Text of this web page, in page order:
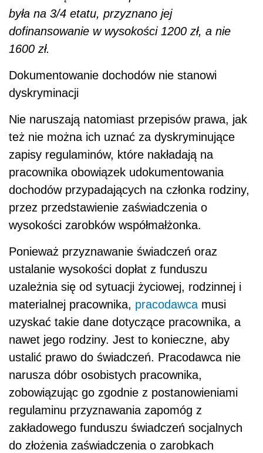
była na 3/4 etatu, przyznano jej
dofinansowanie w wysokości 1200 zł, a nie
1600 zł.
Dokumentowanie dochodów nie stanowi
dyskryminacji
Nie naruszają natomiast przepisów prawa, jak
też nie można ich uznać za dyskryminujące
zapisy regulaminów, które nakładają na
pracownika obowiązek udokumentowania
dochodów przypadających na członka rodziny,
przez przedstawienie zaświadczenia o
wysokości zarobków współmałżonka.
Ponieważ przyznawanie świadczeń oraz
ustalanie wysokości dopłat z funduszu
uzależnia się od sytuacji życiowej, rodzinnej i
materialnej pracownika, pracodawca musi
uzyskać takie dane dotyczące pracownika, a
nawet jego rodziny. Jest to konieczne, aby
ustalić prawo do świadczeń. Pracodawca nie
narusza dóbr osobistych pracownika,
zobowiązując go zgodnie z postanowieniami
regulaminu przyznawania zapomóg z
zakładowego funduszu świadczeń socjalnych
do złożenia zaświadczenia o zarobkach